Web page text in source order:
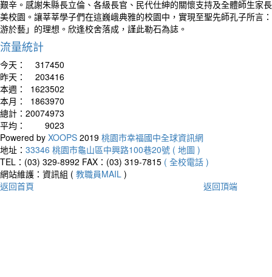
艱辛。感謝朱縣長立倫、各級長官、民代仕紳的關懷支持及全體師生家
美校園。讓莘莘學子們在這巍峨典雅的校園中，實現至聖先師孔子所言
游於藝」的理想。欣逢校舍落成，謹此勒石為誌。
流量統計
今天：
317450
昨天：
203416
本週：
1623502
本月：
1863970
總計： 20074973
平均：
9023
Powered by XOOPS 2019 桃園市幸福國中全球資訊網
地址： 33346 桃園市龜山區中興路100巷20號 ( 地圖 )
TEL：(03) 329-8992 FAX：(03) 319-7815 ( 全校電話 )
網站維護：資訊組 ( 教職員MAIL )
返回首頁
返回頂端